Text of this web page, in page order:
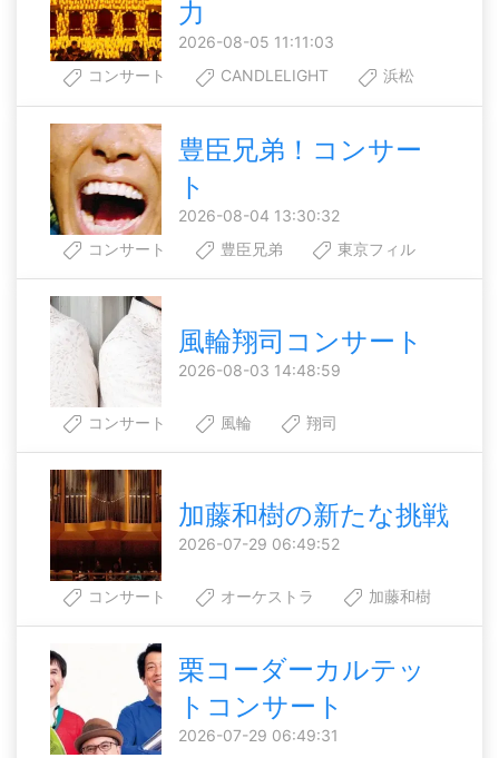
力
2026-08-05 11:11:03
コンサート
CANDLELIGHT 浜松
豊臣兄弟！コンサー
ト
2026-08-04 13:30:32
コンサート
豊臣兄弟 東京フィル
風輪翔司コンサート
2026-08-03 14:48:59
コンサート 風輪 翔司
加藤和樹の新たな挑戦
2026-07-29 06:49:52
コンサート オーケストラ 加藤和樹
栗コーダーカルテッ
トコンサート
2026-07-29 06:49:31